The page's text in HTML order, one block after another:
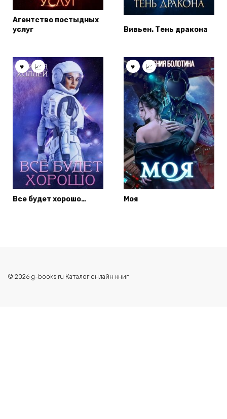
Агентство постыдных
услуг
Вивьен. Тень дракона
Все будет хорошо… Моя
© 2026 g-books.ru Каталог онлайн книг